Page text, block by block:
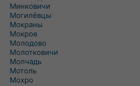
Минковичи
Могилёвцы
Мокраны
Мокрое
Молодово
Молотковичи
Молчадь
Мотоль
Мохро